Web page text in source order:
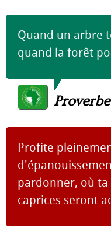
Quand un arbre
quand la forêt
Profite
pardonner, où
caprices seront